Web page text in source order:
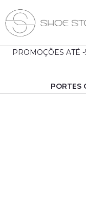
to
content
PROMOÇÕES ATÉ
PORTES